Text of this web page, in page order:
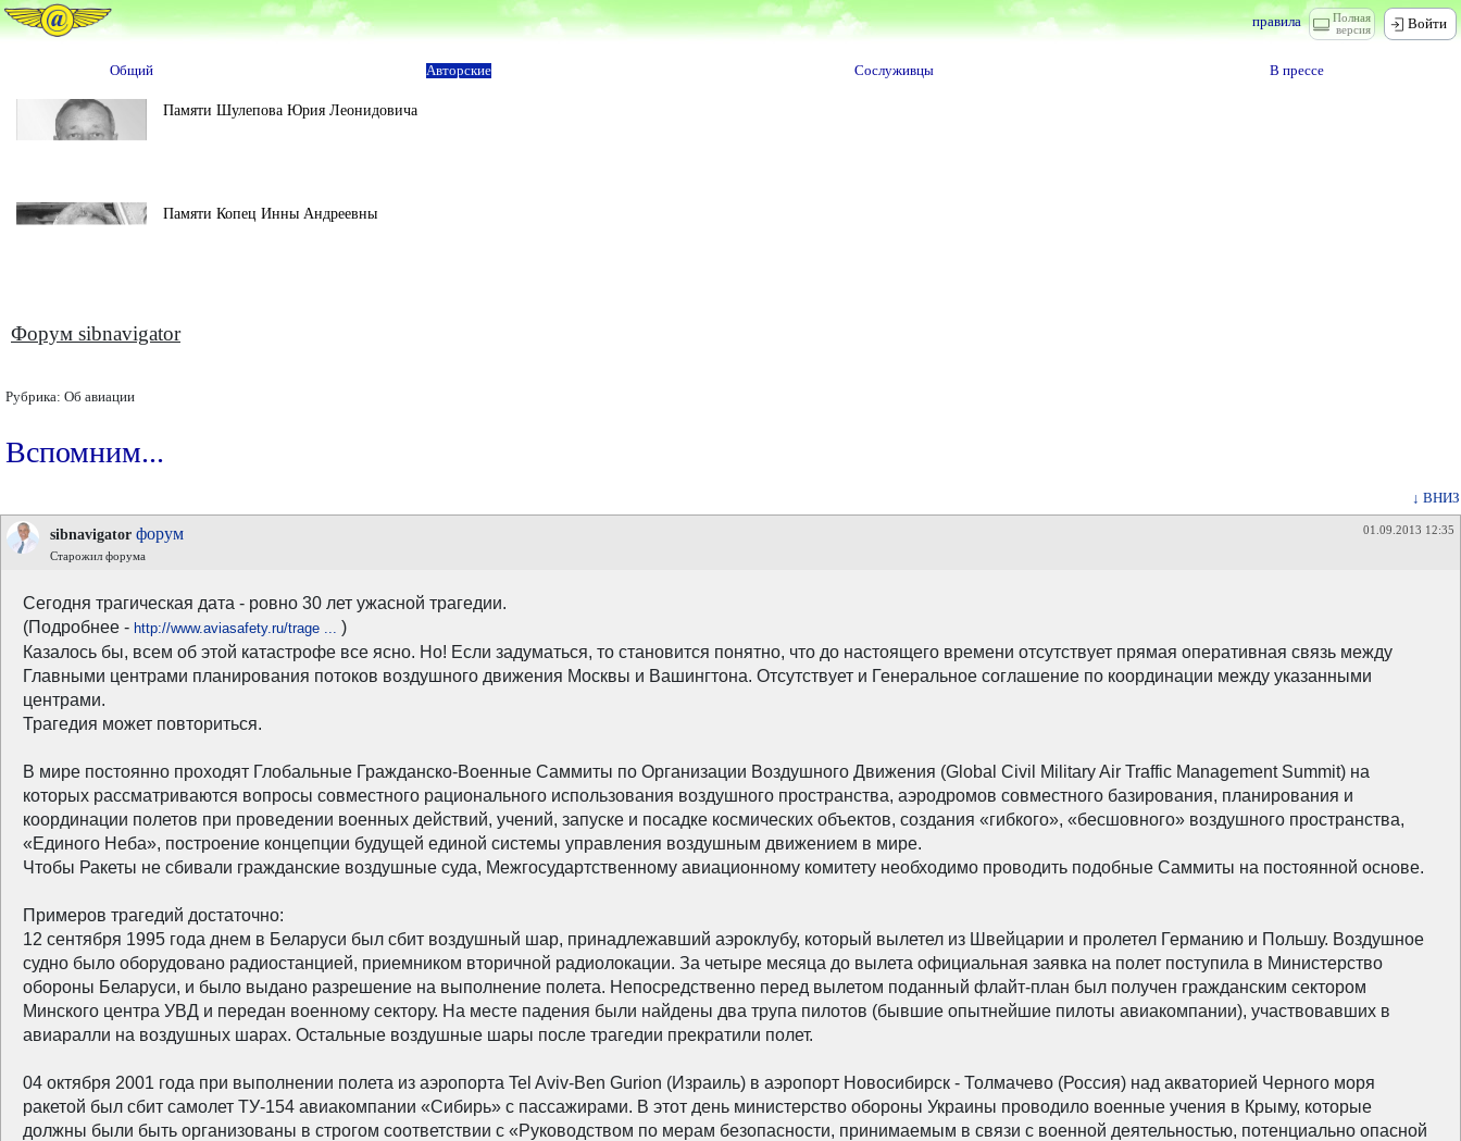
Полная
версия
правила Войти
Общий Авторские Сослуживцы В прессе
Памяти Шулепова Юрия Леонидовича
Памяти Копец Инны Андреевны
Форум sibnavigator
Рубрика: Об авиации
Вспомним...
↓ ВНИЗ
sibnavigator форум
Старожил форума
01.09.2013 12:35
Сегодня трагическая дата - ровно 30 лет ужасной трагедии.
(Подробнее - http://www.aviasafety.ru/trage ... )
Казалось бы, всем об этой катастрофе все ясно. Но! Если задуматься, то становится понятно, что до настоящего времени отсутствует прямая оперативная связь между
Главными центрами планирования потоков воздушного движения Москвы и Вашингтона. Отсутствует и Генеральное соглашение по координации между указанными
центрами.
Трагедия может повториться.
В мире постоянно проходят Глобальные Гражданско-Военные Саммиты по Организации Воздушного Движения (Global Civil Military Air Traffic Management Summit) на
которых рассматриваются вопросы совместного рационального использования воздушного пространства, аэродромов совместного базирования, планирования и
координации полетов при проведении военных действий, учений, запуске и посадке космических объектов, создания «гибкого», «бесшовного» воздушного пространства,
«Единого Неба», построение концепции будущей единой системы управления воздушным движением в мире.
Чтобы Ракеты не сбивали гражданские воздушные суда, Межгосудартственному авиационному комитету необходимо проводить подобные Саммиты на постоянной основе.
Примеров трагедий достаточно:
12 сентября 1995 года днем в Беларуси был сбит воздушный шар, принадлежавший аэроклубу, который вылетел из Швейцарии и пролетел Германию и Польшу. Воздушное
судно было оборудовано радиостанцией, приемником вторичной радиолокации. За четыре месяца до вылета официальная заявка на полет поступила в Министерство
обороны Беларуси, и было выдано разрешение на выполнение полета. Непосредственно перед вылетом поданный флайт-план был получен гражданским сектором
Минского центра УВД и передан военному сектору. На месте падения были найдены два трупа пилотов (бывшие опытнейшие пилоты авиакомпании), участвовавших в
авиаралли на воздушных шарах. Остальные воздушные шары после трагедии прекратили полет.
04 октября 2001 года при выполнении полета из аэропорта Tel Aviv-Ben Gurion (Израиль) в аэропорт Новосибирск - Толмачево (Россия) над акваторией Черного моря
ракетой был сбит самолет ТУ-154 авиакомпании «Сибирь» с пассажирами. В этот день министерство обороны Украины проводило военные учения в Крыму, которые
должны были быть организованы в строгом соответствии с «Руководством по мерам безопасности, принимаемым в связи с военной деятельностью, потенциально опасной